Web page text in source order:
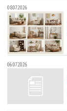
08.07.2026
06.07.2026